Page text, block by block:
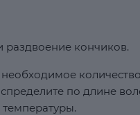
раздвоение кончиков.
необходимое
по длине